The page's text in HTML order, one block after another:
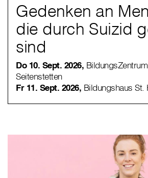
Gedenken an
die durch Suizid
sind
Do 10. Sept. 2026,
Seitenstetten
Fr 11. Sept. 2026, Bildungshaus St.